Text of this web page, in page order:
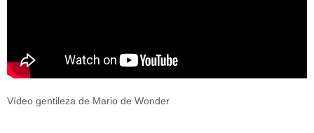
Vídeo gentileza de Mario de Wonder